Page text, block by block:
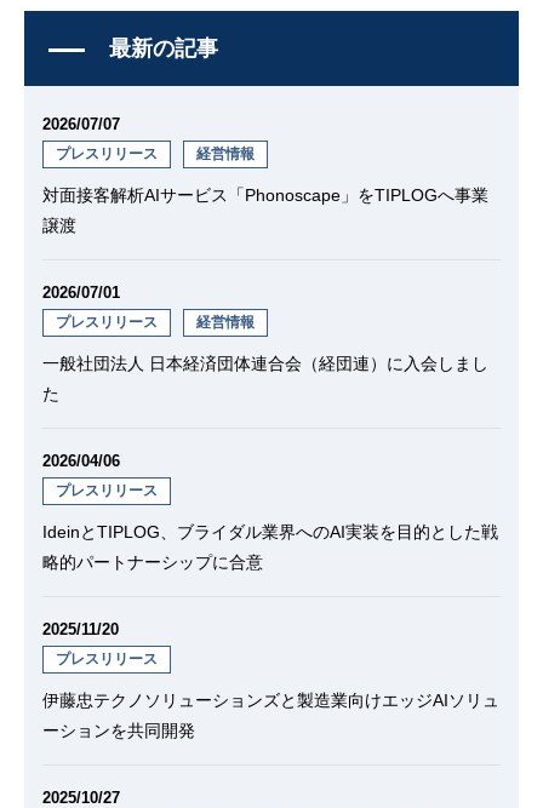
最新の記事
2026/07/07
プレスリリース 経営情報
対面接客解析AIサービス「Phonoscape」をTIPLOGへ事業
譲渡
2026/07/01
プレスリリース 経営情報
一般社団法人 日本経済団体連合会（経団連）に入会しまし
た
2026/04/06
プレスリリース
IdeinとTIPLOG、ブライダル業界へのAI実装を目的とした戦
略的パートナーシップに合意
2025/11/20
プレスリリース
伊藤忠テクノソリューションズと製造業向けエッジAIソリュ
ーションを共同開発
2025/10/27